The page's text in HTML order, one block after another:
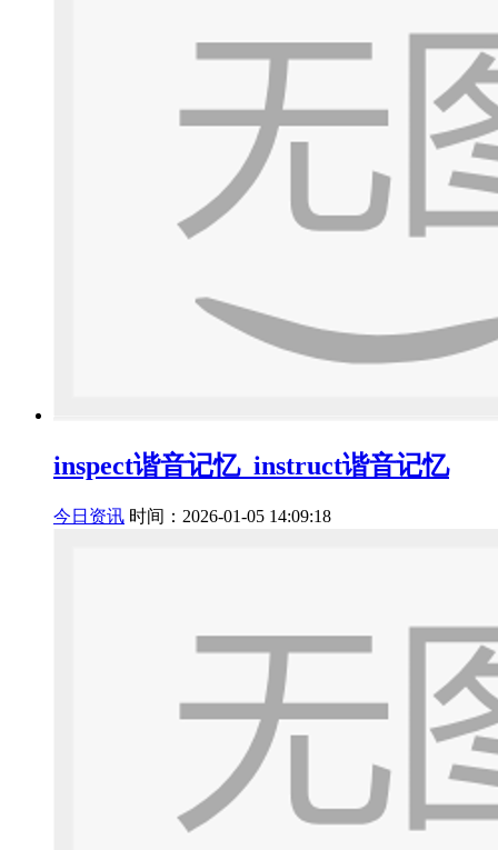
inspect谐音记忆_instruct谐音记忆
今日资讯 时间：2026-01-05 14:09:18